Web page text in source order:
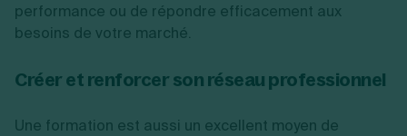
performance ou de répondre efficacement aux
besoins de votre marché.
Créer et renforcer son réseau professionnel
Une formation est aussi un excellent moyen de